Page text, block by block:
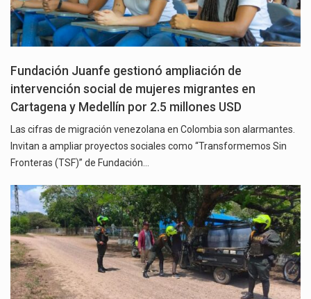
Fundación Juanfe gestionó ampliación de
intervención social de mujeres migrantes en
Cartagena y Medellín por 2.5 millones USD
Las cifras de migración venezolana en Colombia son alarmantes.
Invitan a ampliar proyectos sociales como “Transformemos Sin
Fronteras (TSF)” de Fundación…